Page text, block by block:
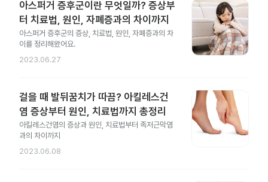
아스퍼거 증후군이란 무엇일까? 증상부
터 치료법, 원인, 자폐증과의 차이까지
아스퍼거 증후군의 증상, 치료법, 원인, 자폐증과의 차
이를 정리해왔어요.
2023.06.27
걸을 때 발뒤꿈치가 따끔? 아킬레스건
염 증상부터 원인, 치료법까지 총정리
아킬레스건염의 증상과 원인, 치료법부터 족저근막염
과의 차이까지
2023.06.08